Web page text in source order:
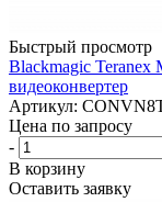
Быстрый просмотр
Blackmagic
видеоконвертер
Артикул:
Цена по запросу
-
В корзину
Оставить заявку